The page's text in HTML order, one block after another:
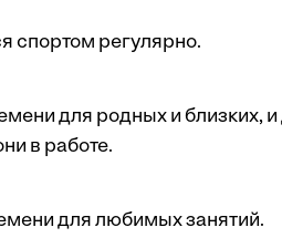
спортом регулярно.
для родных и близких,
в работе.
для любимых занятий.